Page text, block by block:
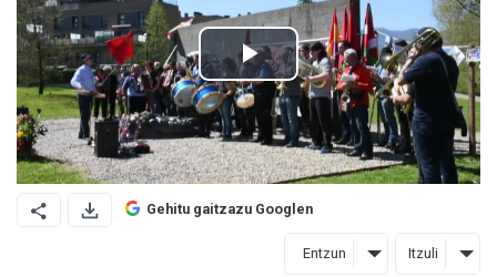
Gehitu gaitzazu Googlen
Entzun Itzuli